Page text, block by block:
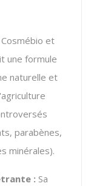
et
une formule
naturelle et
parabènes,
minérales).
: Sa